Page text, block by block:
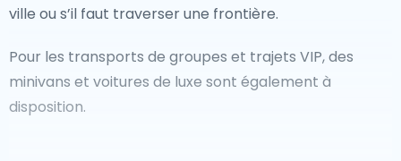
ville ou s’il faut traverser une frontière.
Pour les transports de groupes et trajets VIP, des
minivans et voitures de luxe sont également à
disposition.